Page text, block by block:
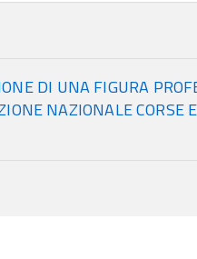
DI UNA FIGURA
NAZIONALE CORSE